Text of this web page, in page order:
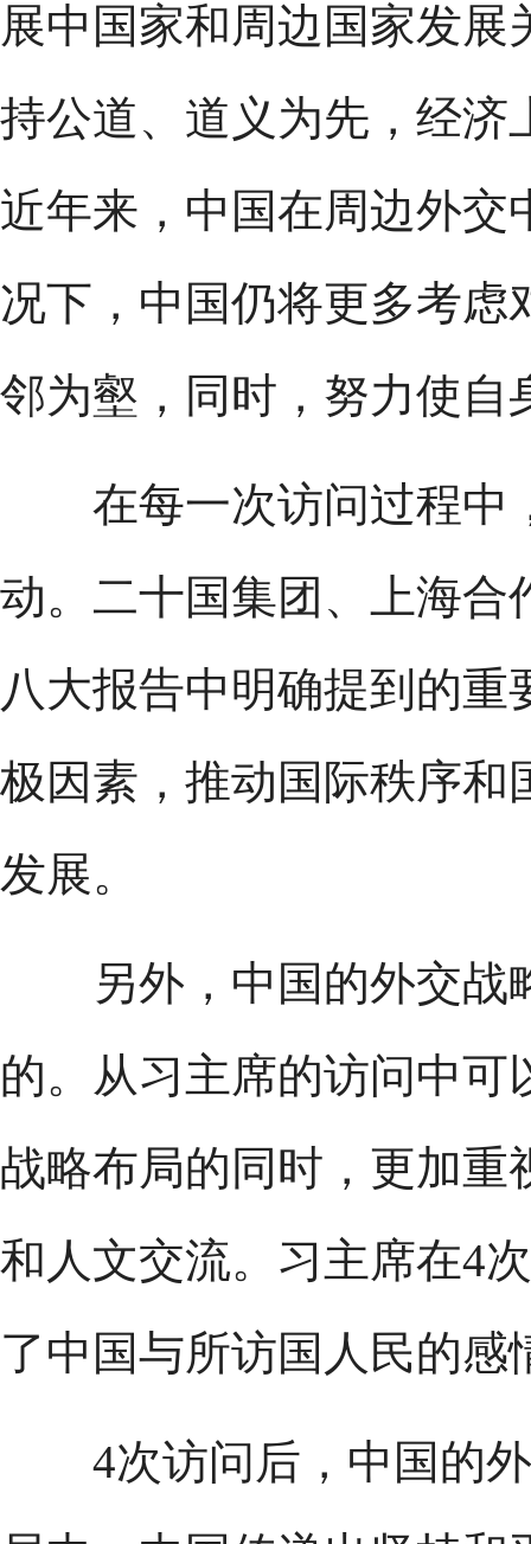
展中国家和周边国家发
持公道、道义为先，经济
近年来，中国在周边外交
况下，中国仍将更多考虑
邻为壑，同时，努力使自
在每一次访问过程中
动。二十国集团、上海合
八大报告中明确提到的
极因素，推动国际秩序和
发展。
另外，中国的外交战
的。从习主席的访问中
战略布局的同时，更加重
和人文交流。习主席在4
了中国与所访国人民的感
4次访问后，中国的外